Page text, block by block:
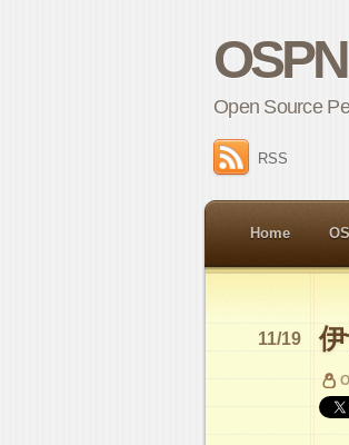
Open Source
RSS
Home
11/19